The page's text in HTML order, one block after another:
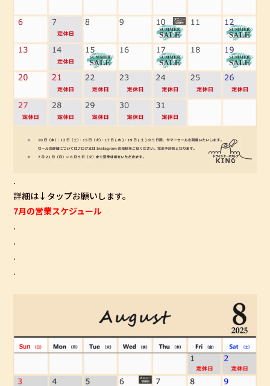
.
詳細は↓タップお願いします。
7月の営業スケジュール
.
.
.
.